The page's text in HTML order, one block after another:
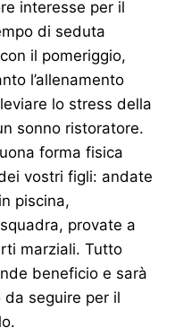
interesse per il
di seduta
il pomeriggio,
l’allenamento
lo stress della
sonno ristoratore.
forma fisica
vostri figli: andate
piscina,
provate a
marziali. Tutto
beneficio e sarà
seguire per il